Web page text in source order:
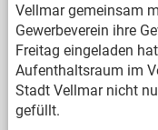
Vellmar gemeinsam
Gewerbeverein ihre
Freitag eingeladen
Aufenthaltsraum im
Stadt Vellmar nicht
gefüllt.